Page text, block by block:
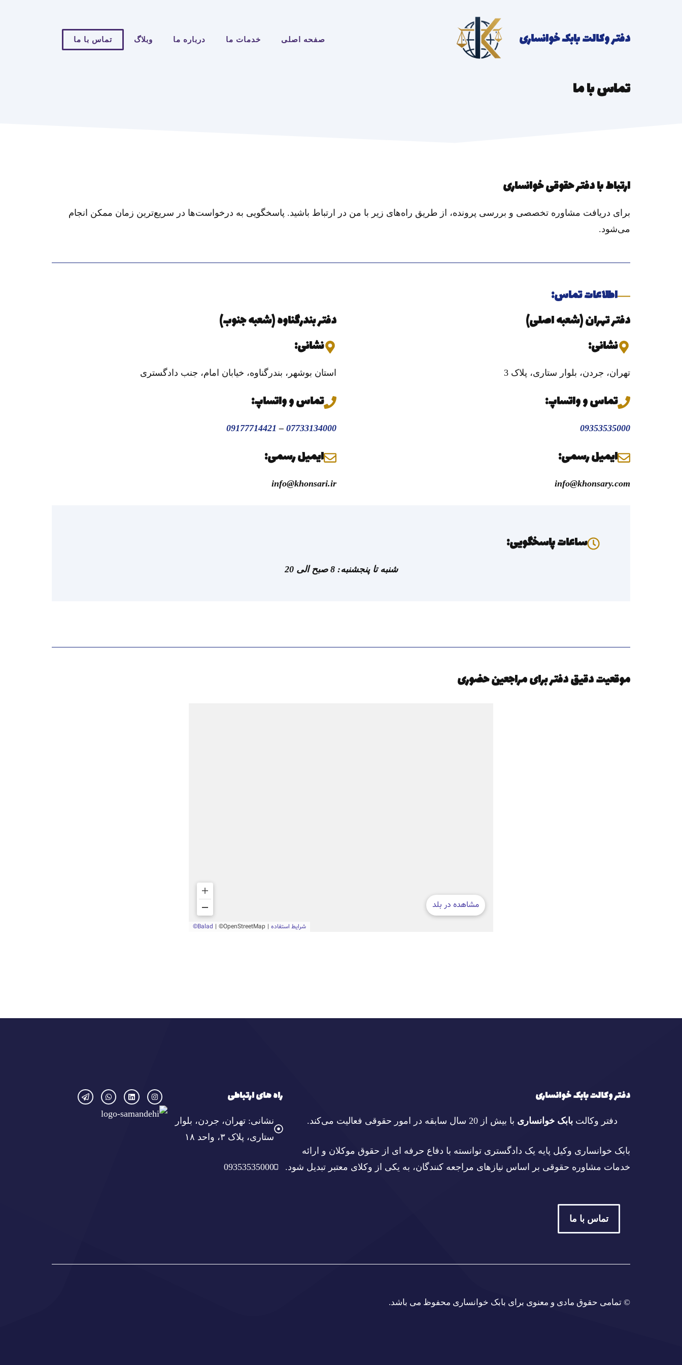
دفتر وکالت بابک خوانساری صفحه اصلی خدمات ما درباره ما وبلاگ تماس با ما
تماس با ما
ارتباط با دفتر حقوقی خوانساری
برای دریافت مشاوره تخصصی و بررسی پرونده، از طریق راه‌های زیر با من در ارتباط باشید. پاسخگویی به درخواست‌ها در سریع‌ترین زمان ممکن انجام
می‌شود.
اطلاعات تماس:
دفتر تهران (شعبه اصلی)
نشانی:
تهران، جردن، بلوار ستاری، پلاک 3
تماس و واتساپ:
09353535000
ایمیل رسمی:
info@khonsary.com
دفتر بندرگناوه (شعبه جنوب)
نشانی:
استان بوشهر، بندرگناوه، خیابان امام، جنب دادگستری
تماس و واتساپ:
07733134000
–
09177714421
ایمیل رسمی:
info@khonsari.ir
ساعات پاسخگویی:
شنبه تا پنجشنبه: 8 صبح الی 20
موقعیت دقیق دفتر برای مراجعین حضوری
دفتر وکالت بابک خوانساری
دفتر وکالت بابک خوانساری با بیش از 20 سال سابقه در امور حقوقی فعالیت می‌کند.
بابک خوانساری وکیل پایه یک دادگستری توانسته با دفاع حرفه ای از حقوق موکلان و ارائه
خدمات مشاوره حقوقی بر اساس نیازهای مراجعه کنندگان، به یکی از وکلای معتبر تبدیل شود.
تماس با ما
راه های ارتباطی
نشانی: تهران، جردن، بلوار
ستاری، پلاک ۳، واحد ۱۸
09353535000
© تمامی حقوق مادی و معنوی برای بابک خوانساری محفوظ می باشد.